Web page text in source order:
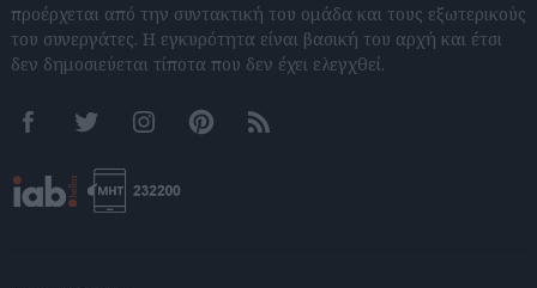
προέρχεται από την συντακτική του ομάδα και τους εξωτερικούς
του συνεργάτες. Η εγκυρότητα είναι βασική του αρχή και έτσι
δεν δημοσιεύεται τίποτα που δεν έχει ελεγχθεί.
FacebookTwitter InstagramPinterestRSS feeds